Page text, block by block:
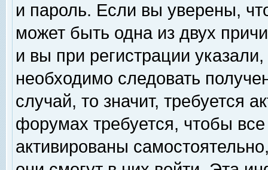
и пароль. Если вы уверены,
может быть одна из двух
и вы при регистрации
необходимо следовать
случай, то значит, требуется
форумах требуется, чтобы
активированы